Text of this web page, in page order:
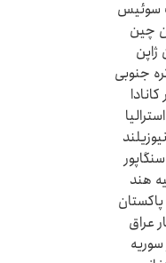
سوئیس
چین
ژاپن
جنوبی
کانادا
هند
پاکستان
عراق
سوریه